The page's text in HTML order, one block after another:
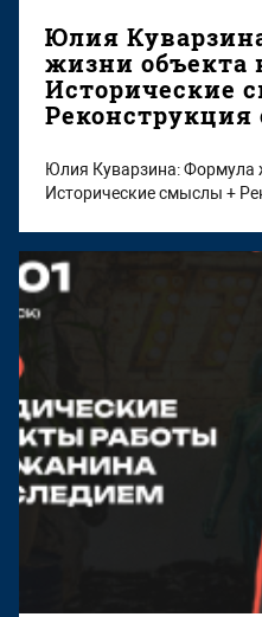
Юлия
жизни объекта
Исторические
Реконструкция
Юлия Куварзина: Формула
Исторические смыслы +